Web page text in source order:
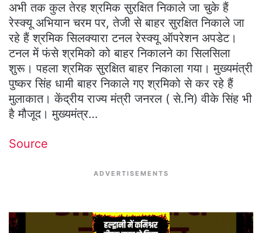
अभी तक कुल तेरह श्रमिक सुरक्षित निकाले जा चुके हैं
रेस्क्यू अभियान चरम पर, तेजी से बाहर सुरक्षित निकाले जा
रहे हैं श्रमिक सिलक्यारा टनल रेस्क्यू ऑपरेशन अपडेट।
टनल में फंसे श्रमिको को बाहर निकालने का सिलसिला
शुरू। पहला श्रमिक सुरक्षित बाहर निकाला गया। मुख्यमंत्री
पुष्कर सिंह धामी बाहर निकाले गए श्रमिको से कर रहे हैं
मुलाकात। केंद्रीय राज्य मंत्री जनरल ( से.नि) वीके सिंह भी
है मौजूद। मुख्यमंत्र…
Source
ADVERTISEMENTS